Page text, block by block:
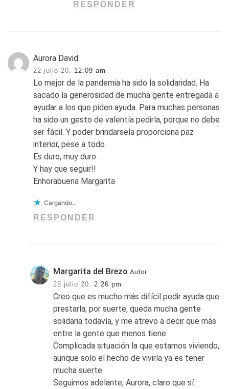
RESPONDER
Aurora David
22 julio 20, 12:09 am
Lo mejor de la pandemia ha sido la solidaridad. Ha
sacado la generosidad de mucha gente entregada a
ayudar a los que piden ayuda. Para muchas personas
ha sido un gesto de valentía pedirla, porque no debe
ser fácil. Y poder brindarsela proporciona paz
interior, pese a todo.
Es duro, muy duro.
Y hay que seguir!!
Enhorabuena Margarita
Cargando...
RESPONDER
Margarita del Brezo Autor
25 julio 20,
2:26 pm
Creo que es mucho más difícil pedir ayuda que
prestarla; por suerte, queda mucha gente
solidaria todavía, y me atrevo a decir que más
entre la gente que menos tiene.
Complicada situación la que estamos viviendo,
aunque solo el hecho de vivirla ya es tener
mucha suerte.
Seguimos adelante, Aurora, claro que sí.